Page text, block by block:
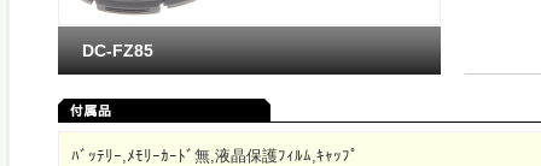
DC-FZ85
ﾊﾞｯﾃﾘｰ,ﾒﾓﾘｰｶｰﾄﾞ無,液晶保護ﾌｨﾙﾑ,ｷｬｯﾌﾟ